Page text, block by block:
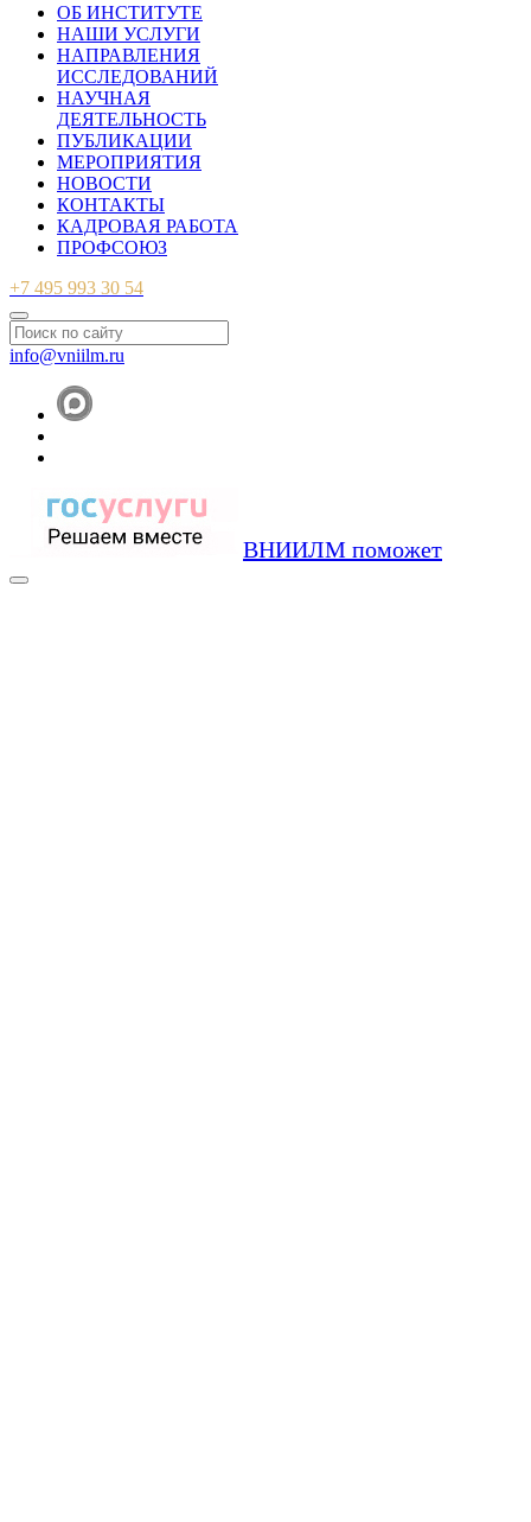
ОБ ИНСТИТУТЕ
НАШИ УСЛУГИ
НАПРАВЛЕНИЯ
ИССЛЕДОВАНИЙ
НАУЧНАЯ
ДЕЯТЕЛЬНОСТЬ
ПУБЛИКАЦИИ
МЕРОПРИЯТИЯ
НОВОСТИ
КОНТАКТЫ
КАДРОВАЯ РАБОТА
ПРОФСОЮЗ
+7 495 993 30 54
info@vniilm.ru
ВНИИЛМ поможет